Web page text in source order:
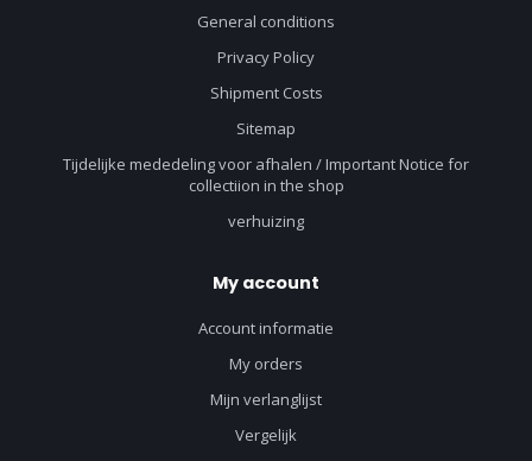
General conditions
Privacy Policy
Shipment Costs
Sitemap
Tijdelijke mededeling voor afhalen / Important Notice for
collectiion in the shop
verhuizing
My account
Account informatie
My orders
Mijn verlanglijst
Vergelijk